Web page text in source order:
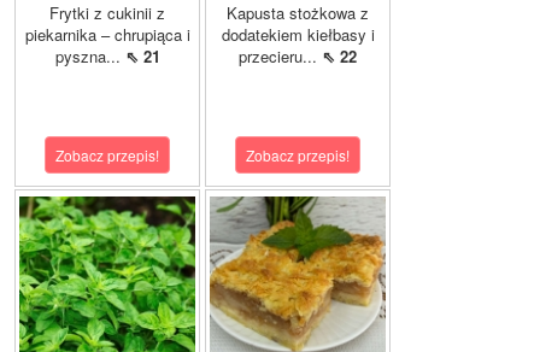
Frytki z cukinii z
piekarnika – chrupiąca i
pyszna... ⇖ 21
Zobacz przepis!
Kapusta stożkowa z
dodatekiem kiełbasy i
przecieru... ⇖ 22
Zobacz przepis!